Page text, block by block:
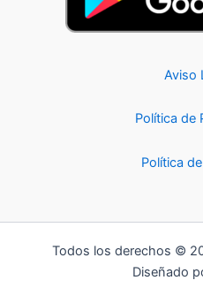
Aviso
Política de
Política
Todos los derechos ©
Diseñado